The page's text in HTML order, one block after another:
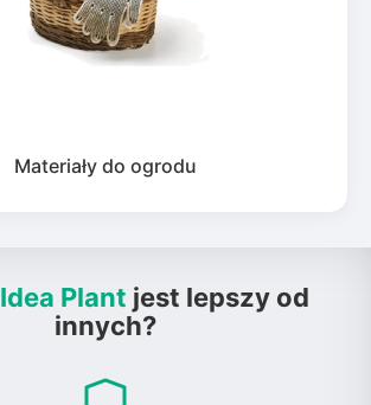
Materiały do ogrodu
Idea Plant jest lepszy od
innych?